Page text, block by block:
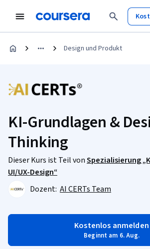
Design und Produkt
KI-Grundlagen &
Thinking
Dieser Kurs ist Teil vonSpezialisierung
UI/UX-Design“
Dozent: AI CERTs Team
Kostenlos anmelden
Beginnt am 6. Aug.